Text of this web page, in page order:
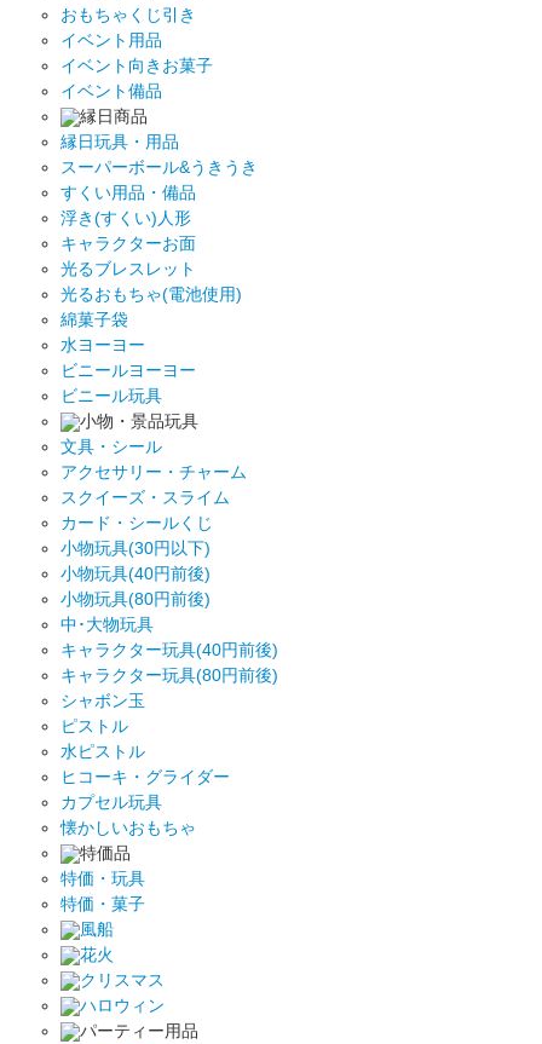
おもちゃくじ引き
イベント用品
イベント向きお菓子
イベント備品
縁日商品
縁日玩具・用品
スーパーボール&うきうき
すくい用品・備品
浮き(すくい)人形
キャラクターお面
光るブレスレット
光るおもちゃ(電池使用)
綿菓子袋
水ヨーヨー
ビニールヨーヨー
ビニール玩具
小物・景品玩具
文具・シール
アクセサリー・チャーム
スクイーズ・スライム
カード・シールくじ
小物玩具(30円以下)
小物玩具(40円前後)
小物玩具(80円前後)
中･大物玩具
キャラクター玩具(40円前後)
キャラクター玩具(80円前後)
シャボン玉
ピストル
水ピストル
ヒコーキ・グライダー
カプセル玩具
懐かしいおもちゃ
特価品
特価・玩具
特価・菓子
風船
花火
クリスマス
ハロウィン
パーティー用品